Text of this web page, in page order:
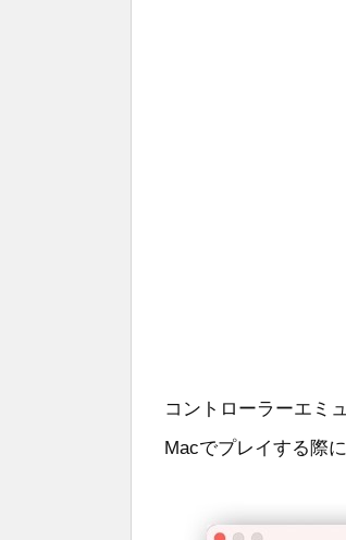
コントローラーエミ
Macでプレイする際